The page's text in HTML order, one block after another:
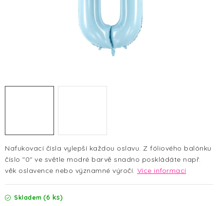
Nafukovací čísla vylepší každou oslavu. Z fóliového balónku
číslo "0" ve světle modré barvě snadno poskládáte např.
věk oslavence nebo významné výročí. Více informací
Skladem (6 ks)